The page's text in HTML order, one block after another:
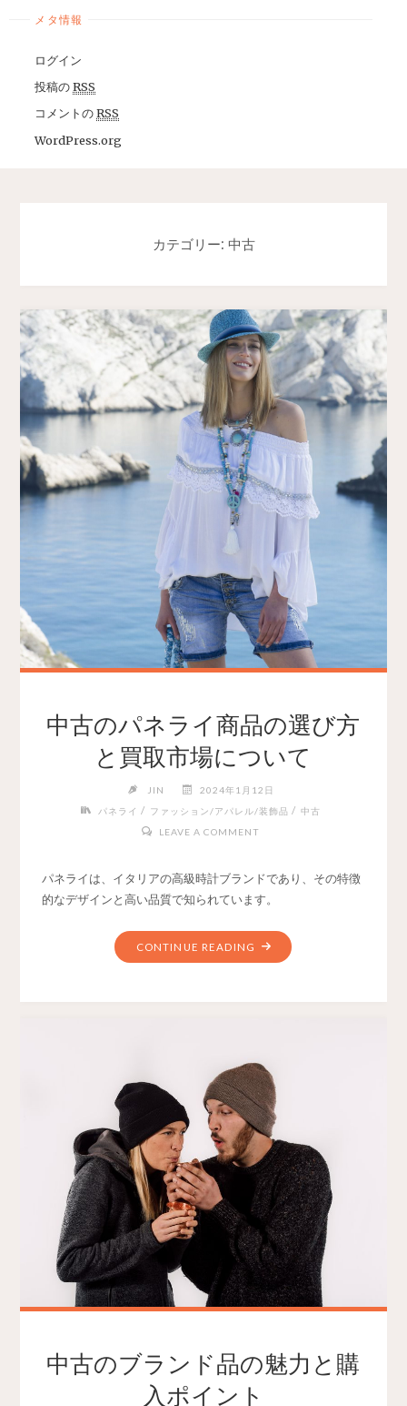
メタ情報
ログイン
投稿のRSS
コメントのRSS
WordPress.org
カテゴリー: 中古
中古のパネライ商品の選び方
と買取市場について
JIN
2024年1月12日
パネライ / ファッション/アパレル/装飾品 / 中古
LEAVE A COMMENT
パネライは、イタリアの高級時計ブランドであり、その特徴
的なデザインと高い品質で知られています。
CONTINUE READING
中古のブランド品の魅力と購
入ポイント